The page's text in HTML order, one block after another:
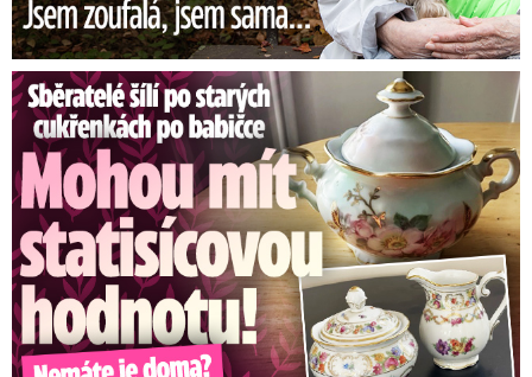
Sběratelé šílí po cukřenkách po babičce: Statisícová hodnota